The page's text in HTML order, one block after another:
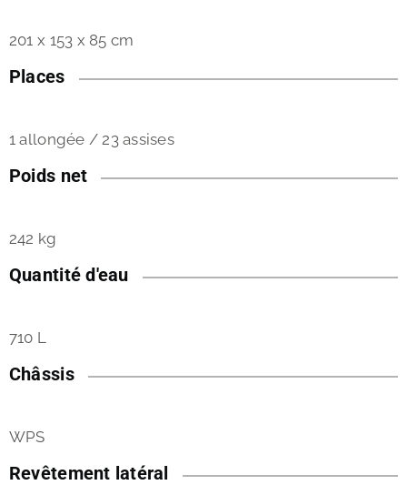
201 x 153 x 85 cm
Places
1 allongée / 23 assises
Poids net
242 kg
Quantité d'eau
710 L
Châssis
WPS
Revêtement latéral